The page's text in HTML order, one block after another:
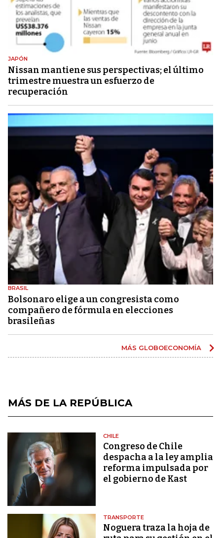
JAPÓN
Nissan mantiene sus perspectivas; el último
trimestre muestra un esfuerzo de
recuperación
BRASIL
Bolsonaro elige a un congresista como
compañero de fórmula en elecciones
brasileñas
MÁS GLOBOECONOMÍA
MÁS DE LA REPÚBLICA
CHILE
Congreso de Chile
despacha a la ley amplia
reforma impulsada por
el gobierno de Kast
TRANSPORTE
Noguera traza la hoja de